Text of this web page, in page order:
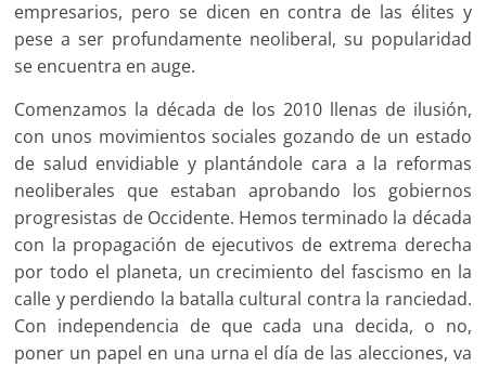
empresarios, pero se dicen en contra de las élites y
pese a ser profundamente neoliberal, su popularidad
se encuentra en auge.
Comenzamos la década de los 2010 llenas de ilusión,
con unos movimientos sociales gozando de un estado
de salud envidiable y plantándole cara a la reformas
neoliberales que estaban aprobando los gobiernos
progresistas de Occidente. Hemos terminado la década
con la propagación de ejecutivos de extrema derecha
por todo el planeta, un crecimiento del fascismo en la
calle y perdiendo la batalla cultural contra la ranciedad.
Con independencia de que cada una decida, o no,
poner un papel en una urna el día de las alecciones, va